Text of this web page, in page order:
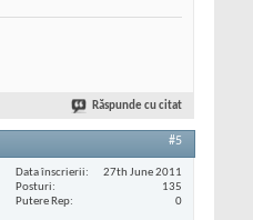
Răspunde cu citat
#5
Data înscrierii
27th June 2011
Posturi
135
Putere Rep
0